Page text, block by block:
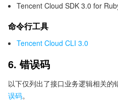
Tencent Cloud SDK 3.0 for
命令行工具
Tencent Cloud CLI 3.0
6. 错误码
以下仅列出了接口业务逻辑相关的
误码。